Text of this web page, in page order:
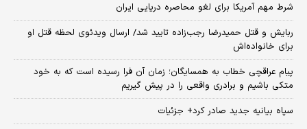
شرط مهم آمریکا برای لغو محاصره دریایی ایران
ربایش و قتل حمیدرضا رجب‌زاده تایید شد/ ارسال ویدئوی لحظه قتل او
برای خانواده‌اش
پیام عراقچی خطاب به همسایگان؛ زمان آن فرا رسیده است که به خود
متکی باشیم و برادری واقعی را در پیش گیریم
سپاه بیانیه جدید صادر کرد+ جزئیات